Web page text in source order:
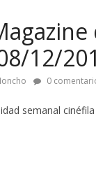
12/
0
semanal